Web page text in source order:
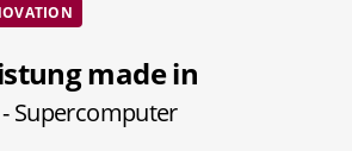
made in
- Supercomputer